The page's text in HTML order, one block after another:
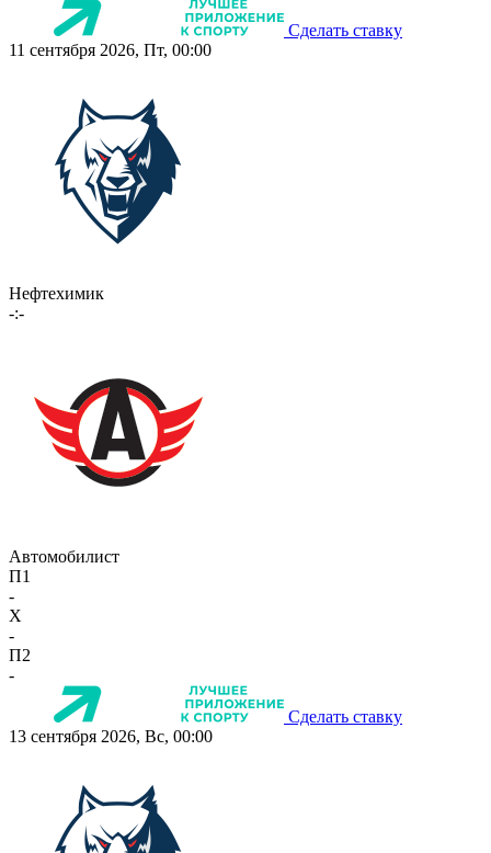
Сделать ставку
11 сентября 2026, Пт, 00:00
Нефтехимик
-:-
Автомобилист
П1
-
X
-
П2
-
Сделать ставку
13 сентября 2026, Вс, 00:00